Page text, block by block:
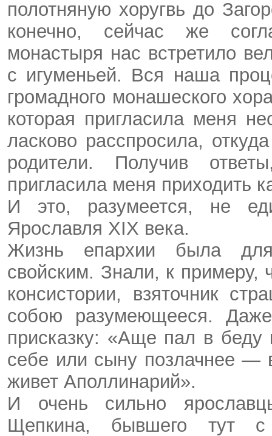
полотняную хоругвь до
конечно, сейчас же
монастыря нас встретило
с игуменьей. Вся наша
громадного монашеского
которая пригласила меня
ласково рас­спросила,
родители. Получив
пригласила меня приходить
И это, разумеется, не
Ярославля XIX века.
Жизнь епархии была
свойским. Знали, к примеру,
консистории, взяточник
собою разумеющееся.
присказку: «Аще пал в
себе или сыну позлачнее —
живет Аполлинарий».
И очень сильно
Щепкина, бывшего тут